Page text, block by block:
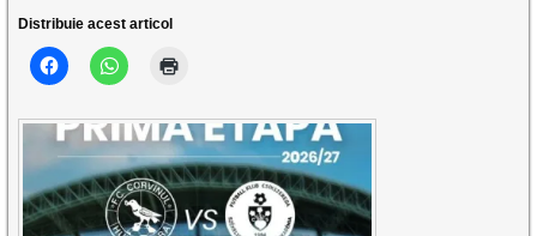
Distribuie acest articol